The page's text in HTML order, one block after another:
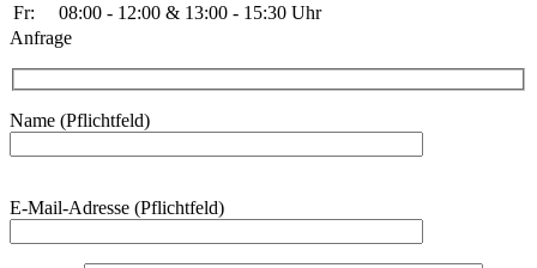
Fr:
08:00 - 12:00 & 13:00 - 15:30 Uhr
Anfrage
Name (Pflichtfeld)
lasse
E-Mail-Adresse (Pflichtfeld)